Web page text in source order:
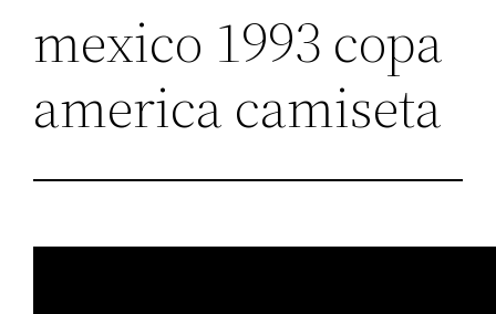
mexico 1993 copa
america camiseta